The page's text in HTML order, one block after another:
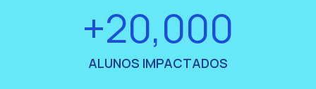
+20,000
ALUNOS IMPACTADOS